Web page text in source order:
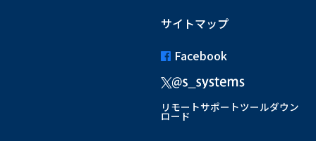
サイトマップ
Facebook
リモートサポートツールダウン
ロード